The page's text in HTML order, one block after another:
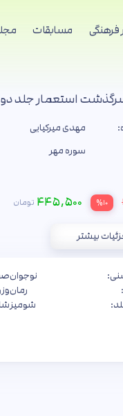
فرهنگی مسابقات
استعمار جلد
مهدی میرکیایی
سوره مهر
%۱۰ ۴۴۵,۵۰۰ تومان
بیشتر
نوجوان
رمان
شومیز